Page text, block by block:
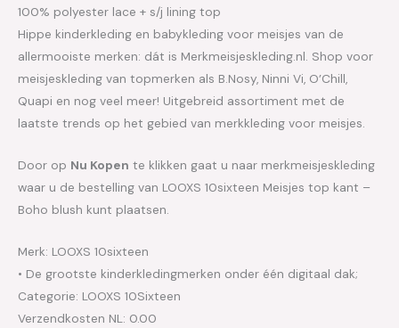
100% polyester lace + s/j lining top
Hippe kinderkleding en babykleding voor meisjes van de
allermooiste merken: dát is Merkmeisjeskleding.nl. Shop voor
meisjeskleding van topmerken als B.Nosy, Ninni Vi, O’Chill,
Quapi en nog veel meer! Uitgebreid assortiment met de
laatste trends op het gebied van merkkleding voor meisjes.
Door op Nu Kopen te klikken gaat u naar merkmeisjeskleding
waar u de bestelling van LOOXS 10sixteen Meisjes top kant –
Boho blush kunt plaatsen.
Merk: LOOXS 10sixteen
• De grootste kinderkledingmerken onder één digitaal dak;
Categorie: LOOXS 10Sixteen
Verzendkosten NL: 0.00